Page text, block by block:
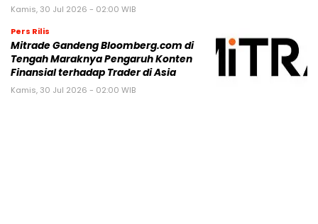
Kamis, 30 Jul 2026 - 02:00 WIB
Pers Rilis
Mitrade Gandeng Bloomberg.com di
Tengah Maraknya Pengaruh Konten
Finansial terhadap Trader di Asia
Kamis, 30 Jul 2026 - 02:00 WIB